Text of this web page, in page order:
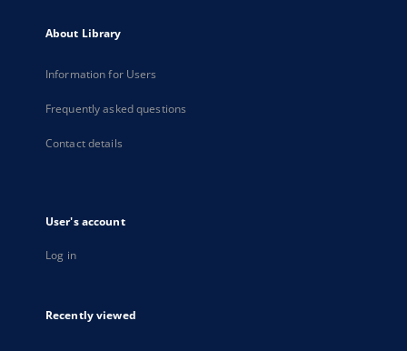
About Library
Information for Users
Frequently asked questions
Contact details
User's account
Log in
Recently viewed